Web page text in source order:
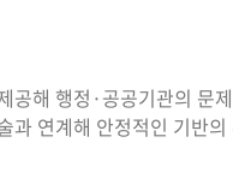
해 행정·공공기관의 문
연계해 안정적인 기반